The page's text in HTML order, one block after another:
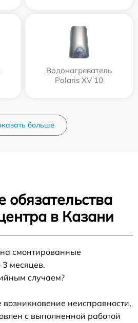
Водонагреватель
Polaris XV 10
больше
обязательства
в Казани
смонтированные
месяцев.
случаем?
неисправности,
с выполненной работой